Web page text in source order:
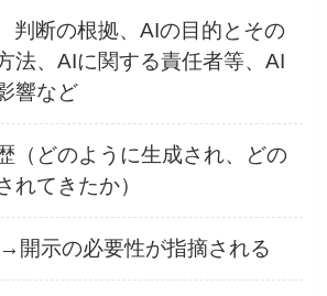
判断の根拠、AIの目的とその
法、AIに関する責任者等、AI
響など
（どのように生成され、どの
れてきたか）
開示の必要性が指摘される